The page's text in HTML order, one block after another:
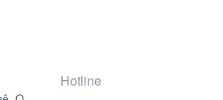
Hotline